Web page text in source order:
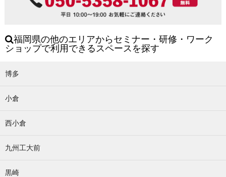
福岡県の他のエリアからセミナー・研修・ワーク
ショップで利用できるスペースを探す
博多
小倉
西小倉
九州工大前
黒崎